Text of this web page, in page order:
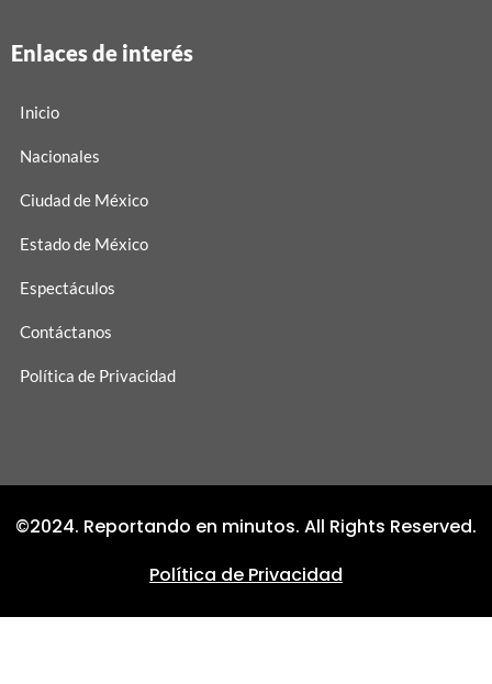
Enlaces de interés
Inicio
Nacionales
Ciudad de México
Estado de México
Espectáculos
Contáctanos
Política de Privacidad
©2024. Reportando en minutos. All Rights Reserved.
Política de Privacidad